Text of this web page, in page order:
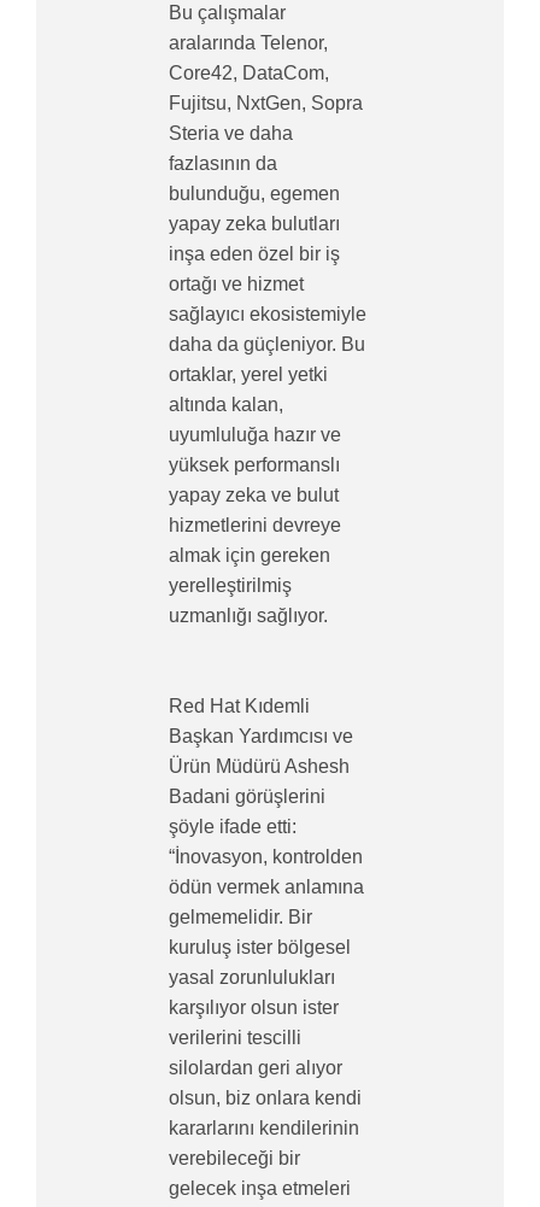
Bu çalışmalar
aralarında Telenor,
Core42, DataCom,
Fujitsu, NxtGen, Sopra
Steria ve daha
fazlasının da
bulunduğu, egemen
yapay zeka bulutları
inşa eden özel bir iş
ortağı ve hizmet
sağlayıcı ekosistemiyle
daha da güçleniyor. Bu
ortaklar, yerel yetki
altında kalan,
uyumluluğa hazır ve
yüksek performanslı
yapay zeka ve bulut
hizmetlerini devreye
almak için gereken
yerelleştirilmiş
uzmanlığı sağlıyor.
Red Hat Kıdemli
Başkan Yardımcısı ve
Ürün Müdürü Ashesh
Badani görüşlerini
şöyle ifade etti:
“İnovasyon, kontrolden
ödün vermek anlamına
gelmemelidir. Bir
kuruluş ister bölgesel
yasal zorunlulukları
karşılıyor olsun ister
verilerini tescilli
silolardan geri alıyor
olsun, biz onlara kendi
kararlarını kendilerinin
verebileceği bir
gelecek inşa etmeleri